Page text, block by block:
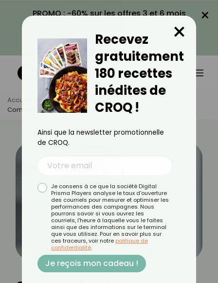
PROMO : -60% sur les offres 3 et 6 mois
VOIR LA PROMO
×
Accueil Actus
Bien-Être
Comment Calmer Rapidement Une Crise D'angoisse ?
Recevez
gratuitement
180 recettes
inédites de
CROQ !
×
Ainsi que la newsletter promotionnelle
de CROQ.
Je consens à ce que la société Digital
Prisma Players analyse le taux d'ouverture
des courriels pour mesurer et optimiser les
performances des campagnes. Nous
pourrons savoir si vous ouvrez les
courriels, l'heure à laquelle vous le faites
ainsi que des informations sur le terminal
que vous utilisez. Pour en savoir plus sur
ces traceurs, voir notre politique de
confidentialité.
Je reçois mon cadeau !